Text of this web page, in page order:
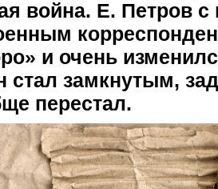
война. Е. Петров
и очень
стал замкнутым,
перестал.